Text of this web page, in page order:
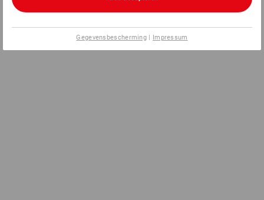
Gegevensbescherming | Impressum